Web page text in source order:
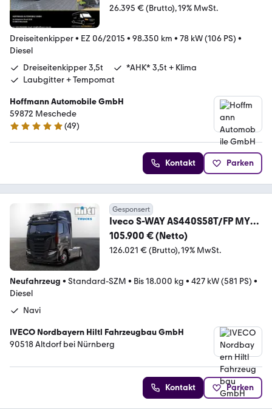
26.395 € (Brutto) 19% MwSt.
Dreiseitenkipper• EZ 06/2015 • 98.350 km • 78 kW (106 PS) •
Diesel
Dreiseitenkipper 3,5t
*AHK* 3,5t + Klima
Laubgitter + Tempomat
Hoffmann Automobile GmbH
59872 Meschede
4.9 Sterne
(49)
Kontakt Parken
Gesponsert
Iveco S-WAY AS440S58T/FP MY24
Vollluftgefedert
105.900 € (Netto)
126.021 € (Brutto) 19% MwSt.
Neufahrzeug • Standard-SZM • Bis 18.000 kg • 427 kW (581 PS) •
Diesel
Navi
IVECO Nordbayern Hiltl Fahrzeugbau GmbH
90518 Altdorf bei Nürnberg
Kontakt Parken